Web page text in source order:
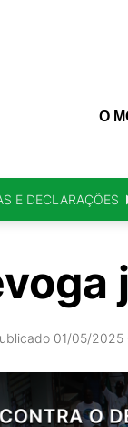
O
E DECLARAÇÕES
01/05/2025